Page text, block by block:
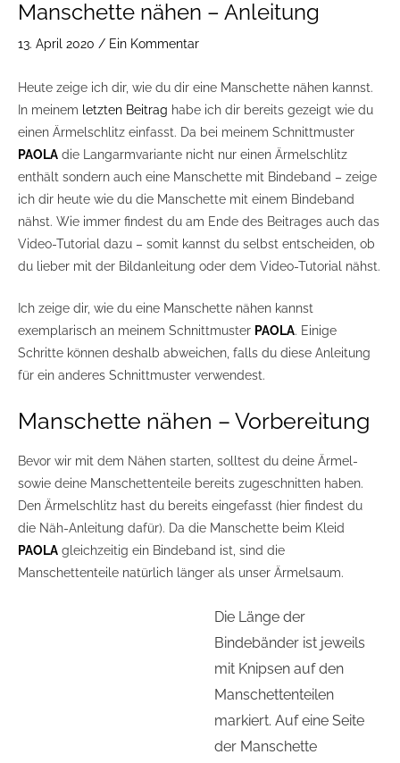
Manschette nähen – Anleitung
13. April 2020 / Ein Kommentar
Heute zeige ich dir, wie du dir eine Manschette nähen kannst.
In meinem letzten Beitrag habe ich dir bereits gezeigt wie du
einen Ärmelschlitz einfasst. Da bei meinem Schnittmuster
PAOLA die Langarmvariante nicht nur einen Ärmelschlitz
enthält sondern auch eine Manschette mit Bindeband – zeige
ich dir heute wie du die Manschette mit einem Bindeband
nähst. Wie immer findest du am Ende des Beitrages auch das
Video-Tutorial dazu – somit kannst du selbst entscheiden, ob
du lieber mit der Bildanleitung oder dem Video-Tutorial nähst.
Ich zeige dir, wie du eine Manschette nähen kannst
exemplarisch an meinem Schnittmuster PAOLA. Einige
Schritte können deshalb abweichen, falls du diese Anleitung
für ein anderes Schnittmuster verwendest.
Manschette nähen – Vorbereitung
Bevor wir mit dem Nähen starten, solltest du deine Ärmel-
sowie deine Manschettenteile bereits zugeschnitten haben.
Den Ärmelschlitz hast du bereits eingefasst (hier findest du
die Näh-Anleitung dafür). Da die Manschette beim Kleid
PAOLA gleichzeitig ein Bindeband ist, sind die
Manschettenteile natürlich länger als unser Ärmelsaum.
Die Länge der
Bindebänder ist jeweils
mit Knipsen auf den
Manschettenteilen
markiert. Auf eine Seite
der Manschette